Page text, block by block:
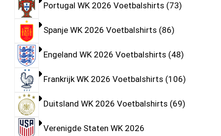
Portugal WK 2026 Voetbalshirts 73
Spanje WK 2026 Voetbalshirts 86
Engeland WK 2026 Voetbalshirts 48
Frankrijk WK 2026 Voetbalshirts 106
Duitsland WK 2026 Voetbalshirts 69
Verenigde Staten WK 2026